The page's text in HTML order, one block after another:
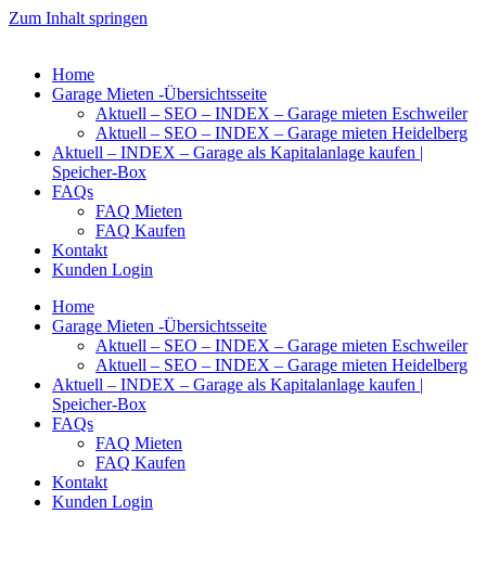
Zum Inhalt springen
Home
Garage Mieten -Übersichtsseite
Aktuell – SEO – INDEX – Garage mieten Eschweiler
Aktuell – SEO – INDEX – Garage mieten Heidelberg
Aktuell – INDEX – Garage als Kapitalanlage kaufen |
Speicher-Box
FAQs
FAQ Mieten
FAQ Kaufen
Kontakt
Kunden Login
Home
Garage Mieten -Übersichtsseite
Aktuell – SEO – INDEX – Garage mieten Eschweiler
Aktuell – SEO – INDEX – Garage mieten Heidelberg
Aktuell – INDEX – Garage als Kapitalanlage kaufen |
Speicher-Box
FAQs
FAQ Mieten
FAQ Kaufen
Kontakt
Kunden Login